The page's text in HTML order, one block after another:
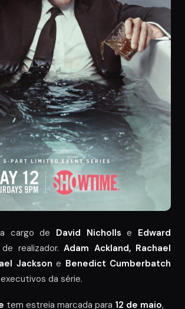
cargo de David Nicholls e Edward
realizador. Adam Ackland, Rachael
Jackson e Benedict Cumberbatch
da série.
tem estreia marcada para 12 de maio,